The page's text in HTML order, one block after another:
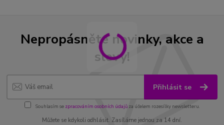
Nepropásněte novinky, akce a
slevy!
Přihlásit se
Souhlasím se zpracováním osobních údajůza účelem rozesílky newsletteru.
Můžete se kdykoli odhlásit. Zasíláme jednou za 14 dní.